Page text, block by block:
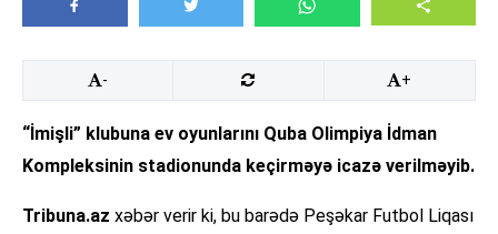
- +
“İmişli” klubuna ev oyunlarını Quba Olimpiya İdman
Kompleksinin stadionunda keçirməyə icazə verilməyib.
Tribuna.az xəbər verir ki, bu barədə Peşəkar Futbol Liqası